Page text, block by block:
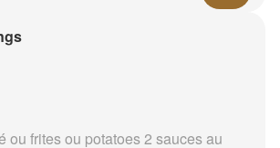
ou frites ou potatoes 2 sauces au